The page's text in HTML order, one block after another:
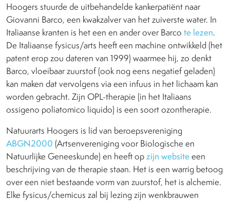
Hoogers stuurde de uitbehandelde kankerpatiënt naar
Giovanni Barco, een kwakzalver van het zuiverste water. In
Italiaanse kranten is het een en ander over Barco te lezen.
De Italiaanse fysicus/arts heeft een machine ontwikkeld (het
patent erop zou dateren van 1999) waarmee hij, zo denkt
Barco, vloeibaar zuurstof (ook nog eens negatief geladen)
kan maken dat vervolgens via een infuus in het lichaam kan
worden gebracht. Zijn OPL-therapie (in het Italiaans
ossigeno poliatomico liquido) is een soort ozontherapie.
Natuurarts Hoogers is lid van beroepsvereniging
ABGN2000 (Artsenvereniging voor Biologische en
Natuurlijke Geneeskunde) en heeft opzijn websiteeen
beschrijving van de therapie staan. Het is een warrig betoog
over een niet bestaande vorm van zuurstof, het is alchemie.
Elke fysicus/chemicus zal bij lezing zijn wenkbrauwen